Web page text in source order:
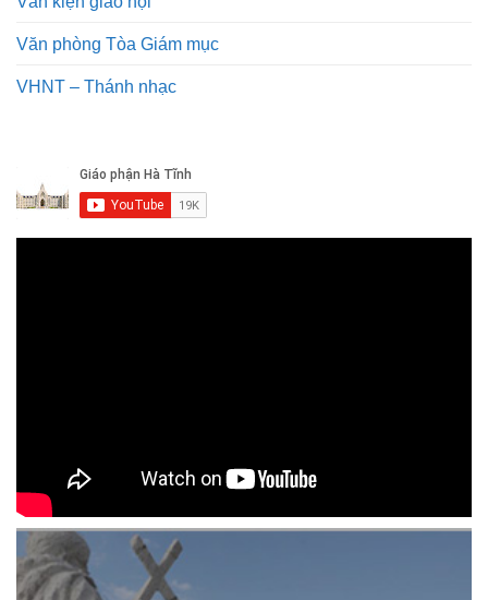
Văn phòng Tòa Giám mục
VHNT – Thánh nhạc